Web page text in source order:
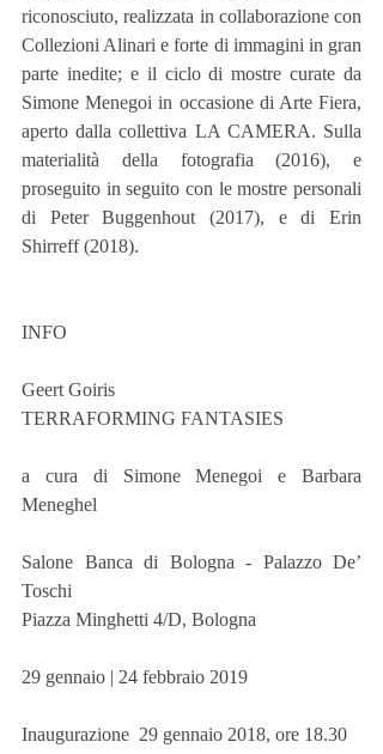
riconosciuto, realizzata in collaborazione con
Collezioni Alinari e forte di immagini in gran
parte inedite; e il ciclo di mostre curate da
Simone Menegoi in occasione di Arte Fiera,
aperto dalla collettiva LA CAMERA. Sulla
materialità della fotografia (2016), e
proseguito in seguito con le mostre personali
di Peter Buggenhout (2017), e di Erin
Shirreff (2018).
INFO
Geert Goiris
TERRAFORMING FANTASIES
a cura di Simone Menegoi e Barbara
Meneghel
Salone Banca di Bologna - Palazzo De’
Toschi
Piazza Minghetti 4/D, Bologna
29 gennaio | 24 febbraio 2019
Inaugurazione  29 gennaio 2018, ore 18.30